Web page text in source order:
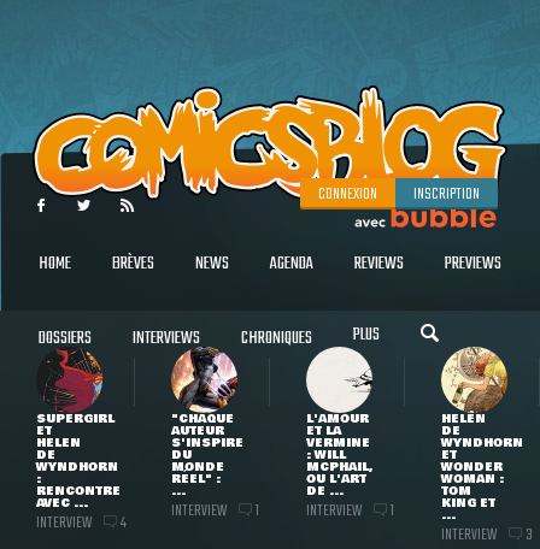
CONNEXION INSCRIPTION
HOME BRÈVES NEWS AGENDA REVIEWS PREVIEWS
DOSSIERS INTERVIEWS CHRONIQUES PLUS
SUPERGIRL
ET
HELEN
DE
WYNDHORN
:
RENCONTRE
AVEC ...
INTERVIEW 4
"CHAQUE
AUTEUR
S'INSPIRE
DU
MONDE
RÉEL" :
...
INTERVIEW 1
L'AMOUR
ET LA
VERMINE
: WILL
MCPHAIL,
OU L'ART
DE ...
INTERVIEW 1
HELEN
DE
WYNDHORN
ET
WONDER
WOMAN :
TOM
KING ET
...
INTERVIEW 3